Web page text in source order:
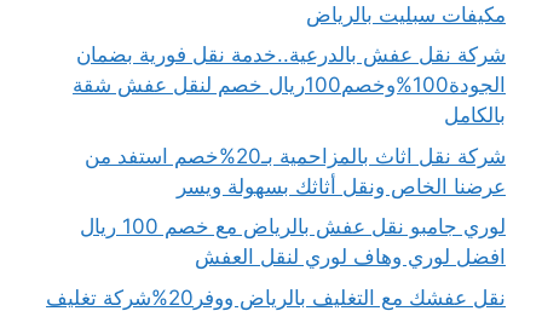
مكيفات سبليت بالرياض
شركة نقل عفش بالدرعية..خدمة نقل فورية بضمان
الجودة100%وخصم100ريال خصم لنقل عفش شقة
بالكامل
شركة نقل اثاث بالمزاحمية بـ20%خصم استفد من
عرضنا الخاص ونقل أثاثك بسهولة ويسر
لوري جامبو نقل عفش بالرياض مع خصم 100 ريال
افضل لوري وهاف لوري لنقل العفش
نقل عفشك مع التغليف بالرياض ووفر20%شركة تغليف